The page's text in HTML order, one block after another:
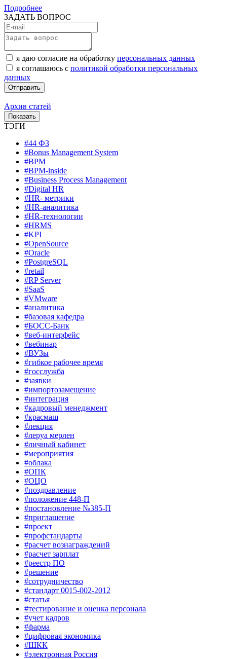
Подробнее
ЗАДАТЬ ВОПРОС
я даю согласие на обработку персональных данных
я соглашаюсь с политикой обработки персональных
данных
Архив статей
ТЭГИ
#44 ФЗ
#Bonus Management System
#BPM
#BPM-inside
#Business Process Management
#Digital HR
#HR- метрики
#HR-аналитика
#HR-технологии
#HRMS
#KPI
#OpenSource
#Oracle
#PostgreSQL
#retail
#RP Server
#SaaS
#VMware
#аналитика
#базовая кафедра
#БОСС-Банк
#веб-интерфейс
#вебинар
#ВУЗы
#гибкое рабочее время
#госслужба
#заявки
#импортозамещение
#интеграция
#кадровый менеджмент
#красмаш
#лекция
#леруа мерлен
#личный кабинет
#мероприятия
#облака
#ОПК
#ОЦО
#поздравление
#положение 448-П
#постановление №385-П
#приглашение
#проект
#профстандарты
#расчет вознаграждений
#расчет зарплат
#реестр ПО
#решение
#сотрудничество
#стандарт 0015-002-2012
#статья
#тестирование и оценка персонала
#учет кадров
#фарма
#цифровая экономика
#ШКК
#электронная Россия